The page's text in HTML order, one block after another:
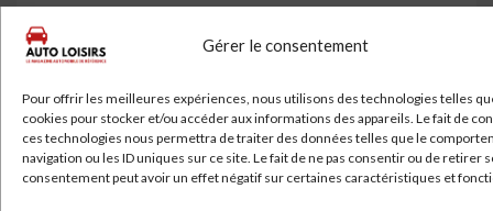
Gérer le consentement
Pour offrir les meilleures expériences, nous utilisons des technologies telles
cookies pour stocker et/ou accéder aux informations des appareils. Le fait de
ces technologies nous permettra de traiter des données telles que le
navigation ou les ID uniques sur ce site. Le fait de ne pas consentir ou de retirer
consentement peut avoir un effet négatif sur certaines caractéristiques et
Le procès de Zachary Wester se poursuit: une vidéo de la
fouille d’une voiture de patrouille a été diffusée devant le
À lire aussi